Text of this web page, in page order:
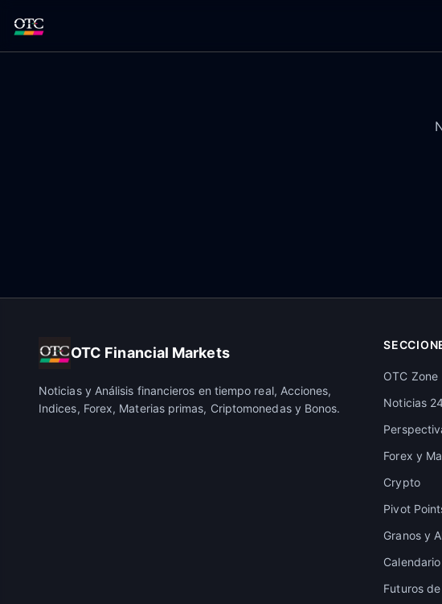
OTC Financial Markets
Noticias y Análisis financieros en tiempo real, Acciones,
Indices, Forex, Materias primas, Criptomonedas y Bonos.
OTC Zone
Noticias
Forex y
Crypto
Pivot
Granos y
Futuros